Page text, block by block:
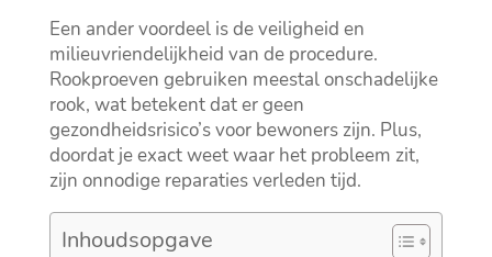
Een ander voordeel is de veiligheid en
milieuvriendelijkheid van de procedure.​
Rookproeven gebruiken meestal onschadelijke
rook, wat betekent dat er geen
gezondheidsrisico’s voor bewoners zijn.​ Plus,
doordat je exact weet waar het probleem zit,
zijn onnodige reparaties verleden tijd.​
Inhoudsopgave